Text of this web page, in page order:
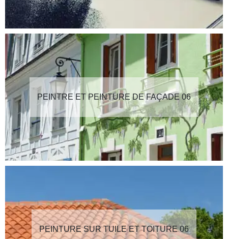
PEINTRE ET PEINTURE DE FAÇADE 06
PEINTURE SUR TUILE ET TOITURE 06